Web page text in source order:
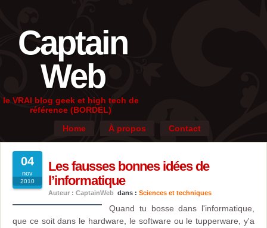
Captain
Web
le VRAI blog geek et high tech de
référence (BORDEL)
Home
À propos Contact
04
nov
2010
Les fausses bonnes idées de
l’informatique
Auteur : CaptainWeb dans : Sciences et techniques
Quand tu bosse dans l'informatique,
que ce soit dans le hardware, le software ou le tupperware, y'a